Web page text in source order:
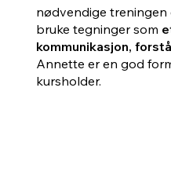
nødvendige
bruke tegninger som
kommunikasjon,
Annette er en god
kursholder.